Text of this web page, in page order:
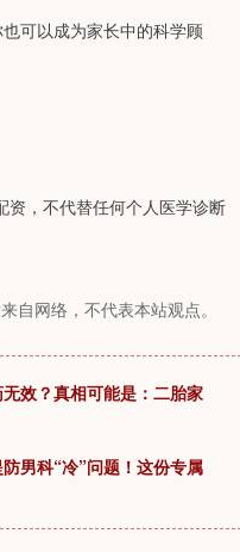
可以成为家长中的科学顾
资，不代替任何个人医学诊断
自网络，不代表本站观点。
效？真相可能是：二胎家
男科“冷”问题！这份专属